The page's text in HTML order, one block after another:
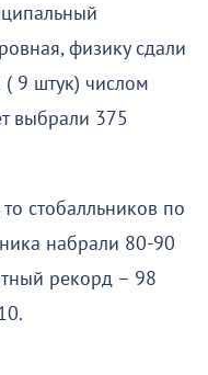
физику сдали
9 штук) числом
выбрали 375
стобалльников по
набрали 80-90
рекорд – 98